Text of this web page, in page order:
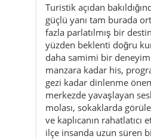
Turistik açıdan
güçlü yanı tam burada
fazla parlatılmış bir
yüzden beklenti doğru
daha samimi bir deneyim
manzara kadar his,
gezi kadar dinlenme
merkezde yavaşlayan
molası, sokaklarda
ve kaplıcanın rahatlatıcı
ilçe insanda uzun süren